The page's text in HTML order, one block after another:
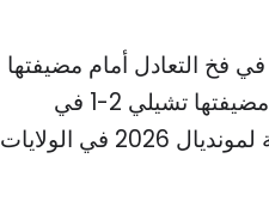
فخ التعادل أمام مضيفتها
فنزويلا 1-1، فيما أنعشت البرازيل آمالها بفوز قاتل على مضيفتها تشيلي 2-1 في
الجولة التاسعة من التصفيات الأميركية الجنوبية المؤهلة لمونديال 2026 في الولايات